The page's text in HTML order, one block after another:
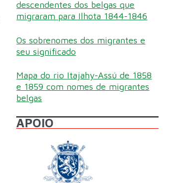
descendentes dos belgas que
migraram para Ilhota 1844-1846
Os sobrenomes dos migrantes e
seu significado
Mapa do rio Itajahy-Assú de 1858
e 1859 com nomes de migrantes
belgas
APOIO